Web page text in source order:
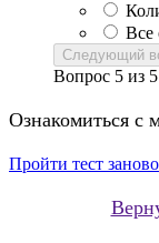
Все
Следующий
Вопрос 5 из 5
Ознакомиться с
Пройти тест заново